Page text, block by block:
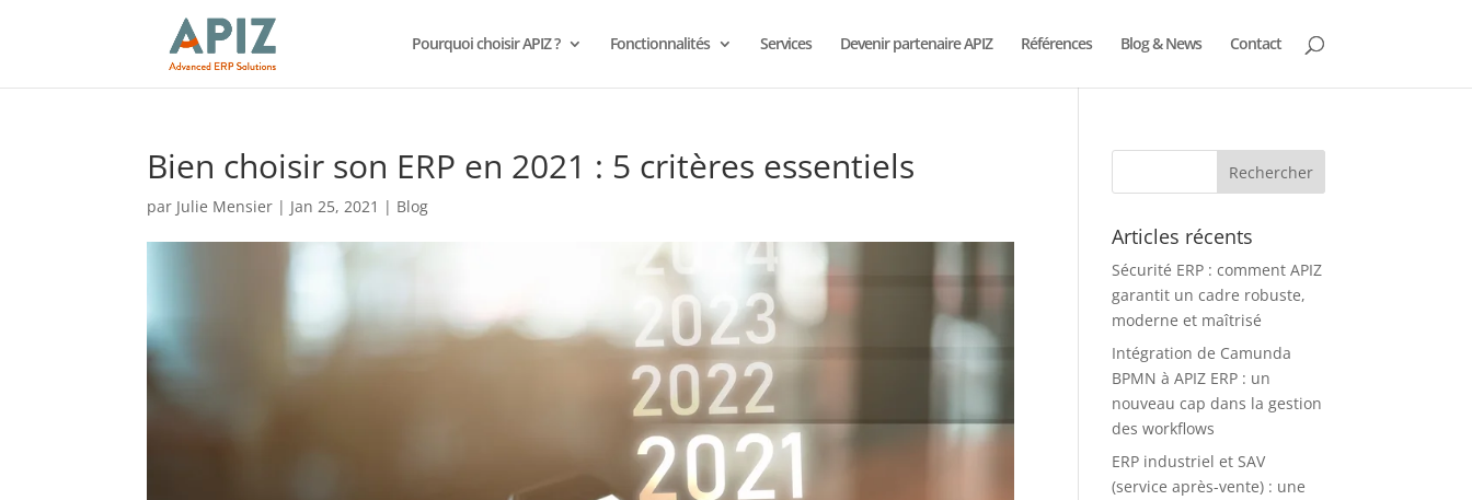
Pourquoi choisir APIZ ? Fonctionnalités Services Devenir partenaire APIZ Références Blog & News Contact
Bien choisir son ERP en 2021 : 5 critères essentiels
par Julie Mensier | Jan 25, 2021 | Blog
Articles récents
Sécurité ERP : comment APIZ
garantit un cadre robuste,
moderne et maîtrisé
Intégration de Camunda
BPMN à APIZ ERP : un
nouveau cap dans la gestion
des workflows
ERP industriel et SAV
(service après-vente) : une